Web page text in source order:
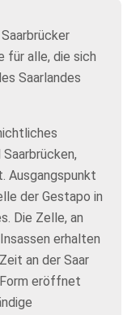
für alle, die sich
Saarlandes
Ausgangspunkt
der Gestapo in
Die Zelle, an
erhalten
an der Saar
eröffnet